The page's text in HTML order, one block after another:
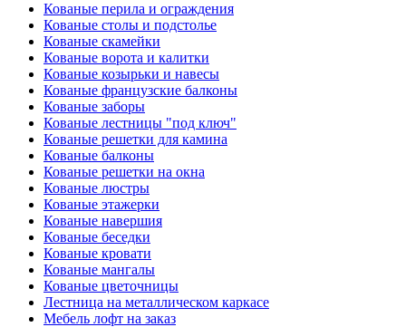
Кованые перила и ограждения
Кованые столы и подстолье
Кованые скамейки
Кованые ворота и калитки
Кованые козырьки и навесы
Кованые французские балконы
Кованые заборы
Кованые лестницы "под ключ"
Кованые решетки для камина
Кованые балконы
Кованые решетки на окна
Кованые люстры
Кованые этажерки
Кованые навершия
Кованые беседки
Кованые кровати
Кованые мангалы
Кованые цветочницы
Лестница на металлическом каркасе
Мебель лофт на заказ